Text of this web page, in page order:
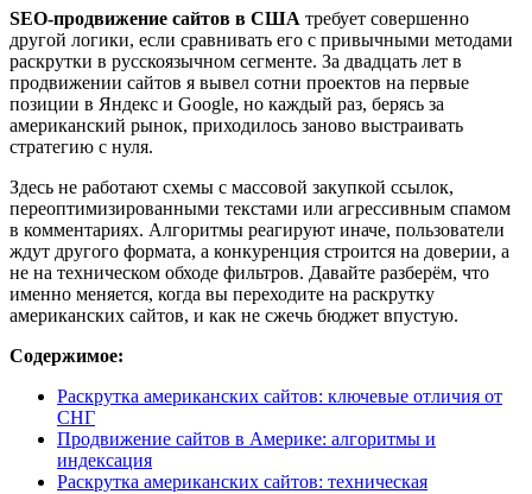
SEO-продвижение сайтов в США требует совершенно
другой логики, если сравнивать его с привычными методами
раскрутки в русскоязычном сегменте. За двадцать лет в
продвижении сайтов я вывел сотни проектов на первые
позиции в Яндекс и Google, но каждый раз, берясь за
американский рынок, приходилось заново выстраивать
стратегию с нуля.
Здесь не работают схемы с массовой закупкой ссылок,
переоптимизированными текстами или агрессивным спамом
в комментариях. Алгоритмы реагируют иначе, пользователи
ждут другого формата, а конкуренция строится на доверии, а
не на техническом обходе фильтров. Давайте разберём, что
именно меняется, когда вы переходите на раскрутку
американских сайтов, и как не сжечь бюджет впустую.
Содержимое:
Раскрутка американских сайтов: ключевые отличия от
СНГ
Продвижение сайтов в Америке: алгоритмы и
индексация
Раскрутка американских сайтов: техническая